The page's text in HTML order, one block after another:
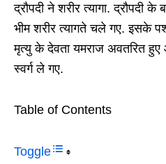
द्रौपदी ने शरीर त्यागा.
भीम शरीर त्यागते चले गए. इसके
मृत्यु के देवता यमराज अवतरित
स्वर्ग ले गए.
Table of Contents
Toggle